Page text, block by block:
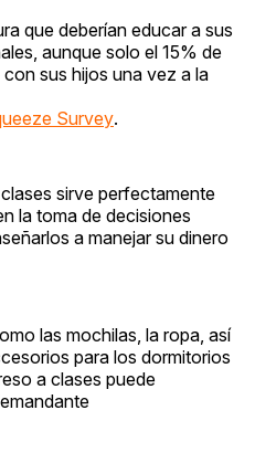
que deberían educar a sus
aunque solo el 15% de
sus hijos una vez a la
Survey.
sirve perfectamente
la toma de decisiones
a manejar su dinero
las mochilas, la ropa, así
para los dormitorios
a clases puede